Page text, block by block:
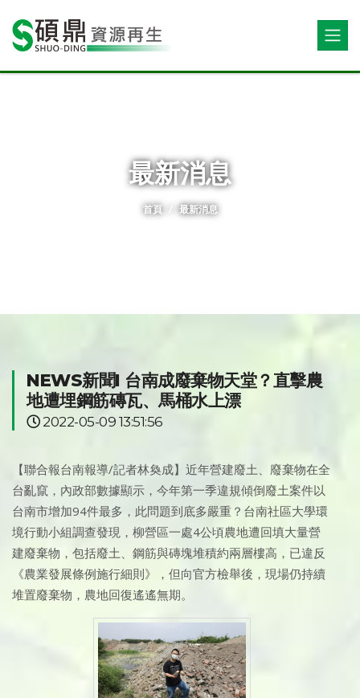
最新消息
首頁 最新消息
NEWS新聞I 台南成廢棄物天堂？直擊農
地遭埋鋼筋磚瓦、馬桶水上漂
2022-05-09 13:51:56
【聯合報台南報導/記者林奐成】近年營建廢土、廢棄物在全
台亂竄，內政部數據顯示，今年第一季違規傾倒廢土案件以
台南市增加94件最多，此問題到底多嚴重？台南社區大學環
境行動小組調查發現，柳營區一處4公頃農地遭回填大量營
建廢棄物，包括廢土、鋼筋與磚塊堆積約兩層樓高，已違反
《農業發展條例施行細則》，但向官方檢舉後，現場仍持續
堆置廢棄物，農地回復遙遙無期。